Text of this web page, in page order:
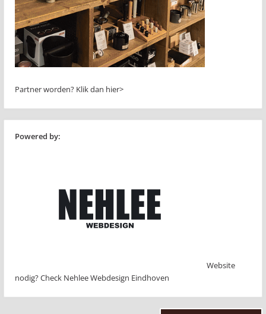
Partner worden? Klik dan hier>
Powered by:
Website
nodig? Check Nehlee Webdesign Eindhoven